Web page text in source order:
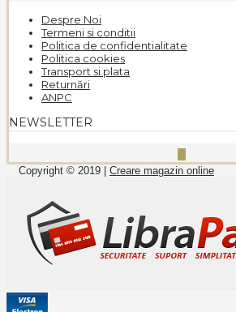
Despre Noi
Termeni si conditii
Politica de confidentialitate
Politica cookies
Transport si plata
Returnări
ANPC
NEWSLETTER
Copyright © 2019 | Creare magazin online